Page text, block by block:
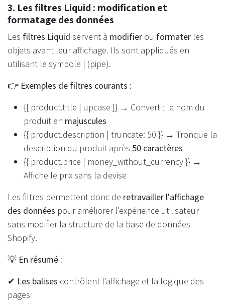
3. Les filtres Liquid : modification et
formatage des données
Les filtres Liquid servent à modifier ou formater les
objets avant leur affichage. Ils sont appliqués en
utilisant le symbole | (pipe).
👉 Exemples de filtres courants :
{{ product.title | upcase }} → Convertit le nom du
produit en majuscules
{{ product.description | truncate: 50 }} → Tronque la
description du produit après 50 caractères
{{ product.price | money_without_currency }} →
Affiche le prix sans la devise
Les filtres permettent donc de retravailler l'affichage
des données pour améliorer l'expérience utilisateur
sans modifier la structure de la base de données
Shopify.
💡 En résumé :
✔ Les balises contrôlent l’affichage et la logique des
pages